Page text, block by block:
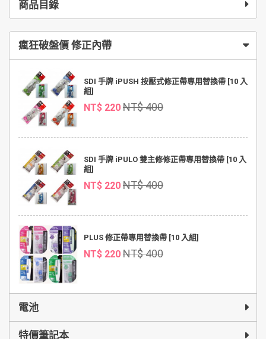
商品目錄
瘋狂破盤價 修正內帶
SDI 手牌 iPUSH 按壓式修正帶專用替換帶 [10 入
組]
NT$ 220 NT$ 400
SDI 手牌 iPULO 雙主修修正帶專用替換帶 [10 入
組]
NT$ 220 NT$ 400
PLUS 修正帶專用替換帶 [10 入組]
NT$ 220 NT$ 400
電池
特價筆記本